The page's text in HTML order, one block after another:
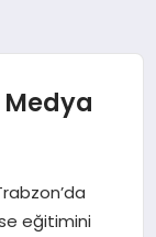
Medya
eğitimini